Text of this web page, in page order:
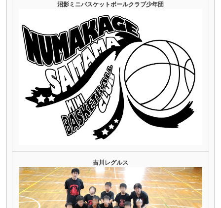
沼影ミニバスケットボールクラブ少年団
吉川レグルス